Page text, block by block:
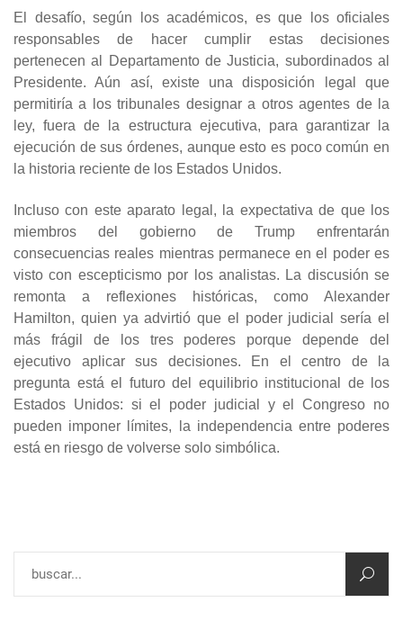
El desafío, según los académicos, es que los oficiales
responsables de hacer cumplir estas decisiones
pertenecen al Departamento de Justicia, subordinados al
Presidente. Aún así, existe una disposición legal que
permitiría a los tribunales designar a otros agentes de la
ley, fuera de la estructura ejecutiva, para garantizar la
ejecución de sus órdenes, aunque esto es poco común en
la historia reciente de los Estados Unidos.
Incluso con este aparato legal, la expectativa de que los
miembros del gobierno de Trump enfrentarán
consecuencias reales mientras permanece en el poder es
visto con escepticismo por los analistas. La discusión se
remonta a reflexiones históricas, como Alexander
Hamilton, quien ya advirtió que el poder judicial sería el
más frágil de los tres poderes porque depende del
ejecutivo aplicar sus decisiones. En el centro de la
pregunta está el futuro del equilibrio institucional de los
Estados Unidos: si el poder judicial y el Congreso no
pueden imponer límites, la independencia entre poderes
está en riesgo de volverse solo simbólica.